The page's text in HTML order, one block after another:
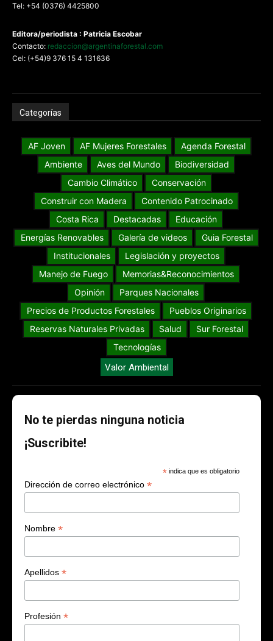
Tel: +54 (0376) 4425800
Editora/periodista : Patricia Escobar
Contacto: redaccion@argentinaforestal.com
Cel: (+54)9 376 15 4 131636
Categorías
AF Joven AF Mujeres Forestales
Agenda Forestal
Ambiente
Aves del Mundo
Biodiversidad
Cambio Climático
Conservación
Construir con Madera
Contenido Patrocinado
Costa Rica
Destacadas
Educación
Energías Renovables
Galería de videos
Guia Forestal
Institucionales
Legislación y proyectos
Manejo de Fuego
Memorias&Reconocimientos
Opinión
Parques Nacionales
Precios de Productos Forestales
Pueblos Originarios
Reservas Naturales Privadas
Salud
Sur Forestal
Tecnologías
Valor Ambiental
No te pierdas ninguna noticia
¡Suscribite!
* indica que es obligatorio
Dirección de correo electrónico *
Nombre *
Apellidos *
Profesión *